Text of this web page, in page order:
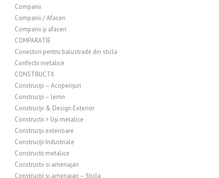
Companii
Companii / Afaceri
Companii și afaceri
COMPARATIE
Conectori pentru balustrade din sticla
Confectii metalice
CONSTRUCTII
Construcții – Acoperișuri
Construcții – lemn
Construcții & Design Exterior
Constructii > Uși metalice
Construcții exterioare
Construcții Industriale
Constructii metalice
Constructii si amenajari
Constructii si amenajari – Sticla